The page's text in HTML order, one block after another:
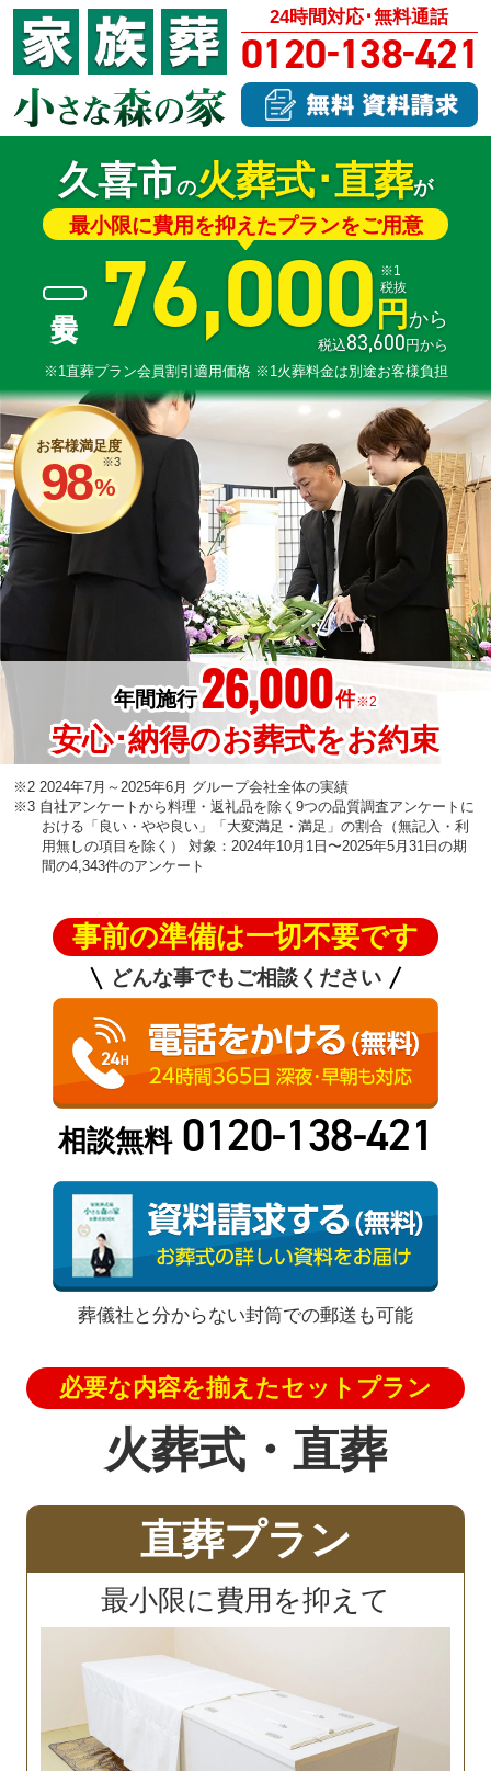
24時間対応･無料通話
0120-138-421
久喜市の火葬式･直葬が
最小限に費用を抑えたプランをご用意
76,000 円から
税抜
※1
税込83,600 円から
※1直葬プラン会員割引適用価格 ※1火葬料金は別途お客様負担
お客様満足度
98%
※3
年間施行26,000件※2
安心･納得のお葬式をお約束
※2 2024年7月～2025年6月 グループ会社全体の実績
※3 自社アンケートから料理・返礼品を除く9つの品質調査アンケートに
おける「良い・やや良い」「大変満足・満足」の割合（無記入・利
用無しの項目を除く） 対象：2024年10月1日〜2025年5月31日の期
間の4,343件のアンケート
事前の準備は一切不要です
どんな事でもご相談ください
相談無料 0120-138-421
葬儀社と分からない封筒での郵送も可能
必要な内容を揃えたセットプラン
火葬式・直葬
直葬プラン
最小限に費用を抑えて